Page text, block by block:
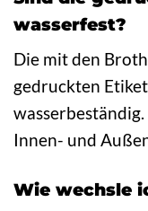
wasserfest?
Die mit den
gedruckten
Innen- und
Wie wechsle